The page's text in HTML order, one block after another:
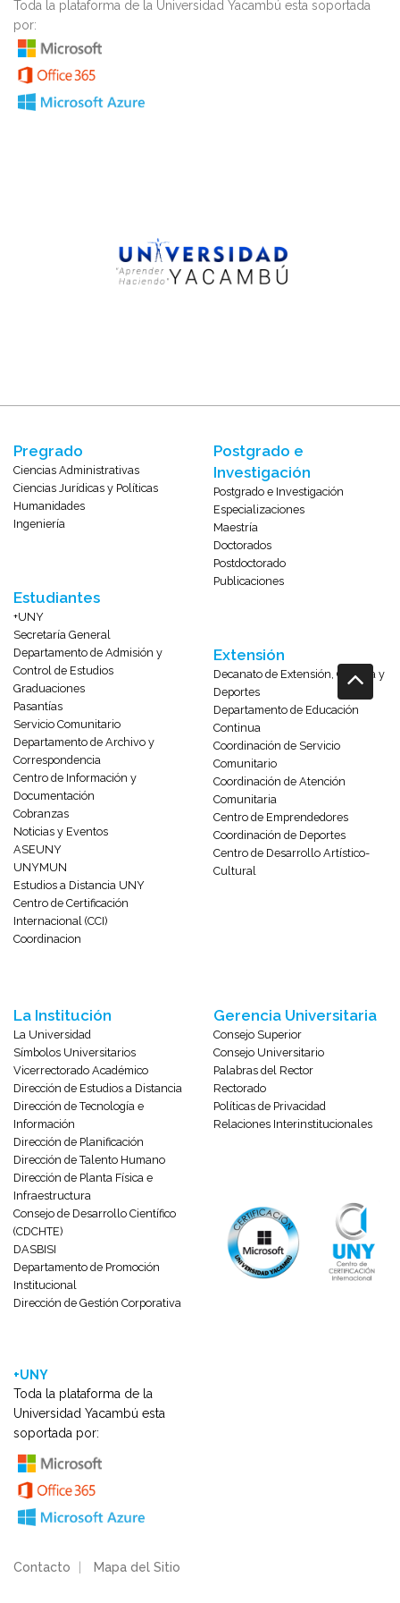
Toda la plataforma de la Universidad Yacambú esta soportada
por:
Pregrado
Ciencias Administrativas
Ciencias Jurídicas y Políticas
Humanidades
Ingeniería
Estudiantes
+UNY
Secretaría General
Departamento de Admisión y
Control de Estudios
Graduaciones
Pasantías
Servicio Comunitario
Departamento de Archivo y
Correspondencia
Centro de Información y
Documentación
Cobranzas
Noticias y Eventos
ASEUNY
UNYMUN
Estudios a Distancia UNY
Centro de Certificación
Internacional (CCI)
Coordinacion
Postgrado e
Investigación
Postgrado e Investigación
Especializaciones
Maestría
Doctorados
Postdoctorado
Publicaciones
Extensión
Decanato de Extensión, Cultura y
Deportes
Departamento de Educación
Continua
Coordinación de Servicio
Comunitario
Coordinación de Atención
Comunitaria
Centro de Emprendedores
Coordinación de Deportes
Centro de Desarrollo Artístico-
Cultural
La Institución
La Universidad
Símbolos Universitarios
Vicerrectorado Académico
Dirección de Estudios a Distancia
Dirección de Tecnología e
Información
Dirección de Planificación
Dirección de Talento Humano
Dirección de Planta Física e
Infraestructura
Consejo de Desarrollo Científico
(CDCHTE)
DASBISI
Departamento de Promoción
Institucional
Dirección de Gestión Corporativa
+UNY
Toda la plataforma de la
Universidad Yacambú esta
soportada por:
Gerencia Universitaria
Consejo Superior
Consejo Universitario
Palabras del Rector
Rectorado
Políticas de Privacidad
Relaciones Interinstitucionales
Contacto Mapa del Sitio